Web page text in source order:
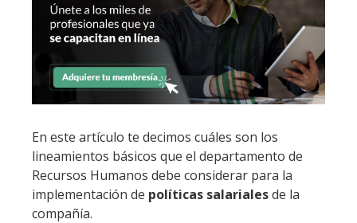
En este artículo te decimos cuáles son los
lineamientos básicos que el departamento de
Recursos Humanos debe considerar para la
implementación de políticas salarialesde la
compañía.